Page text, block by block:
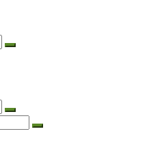
Suche
Suche
Suche